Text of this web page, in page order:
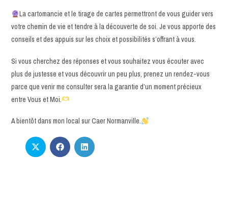
La cartomancie et le tirage de cartes permettront de vous guider vers
votre chemin de vie et tendre à la découverte de soi. Je vous apporte des
conseils et des appuis sur les choix et possibilités s’offrant à vous.
Si vous cherchez des réponses et vous souhaitez vous écouter avec
plus de justesse et vous découvrir un peu plus, prenez un rendez-vous
parce que venir me consulter sera la garantie d’un moment précieux
entre Vous et Moi.
A bientôt dans mon local sur Caer Normanville.